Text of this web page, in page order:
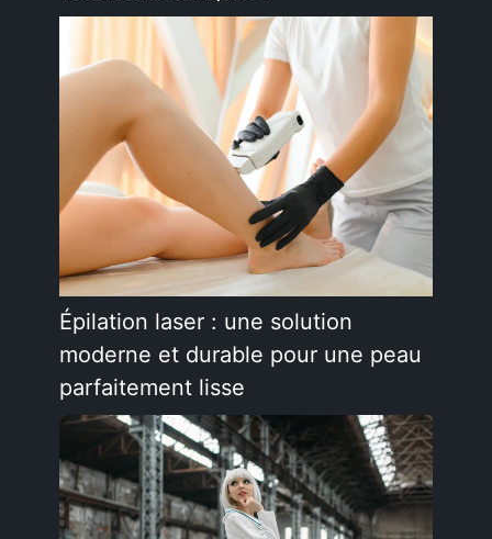
Épilation laser : une solution
moderne et durable pour une peau
parfaitement lisse